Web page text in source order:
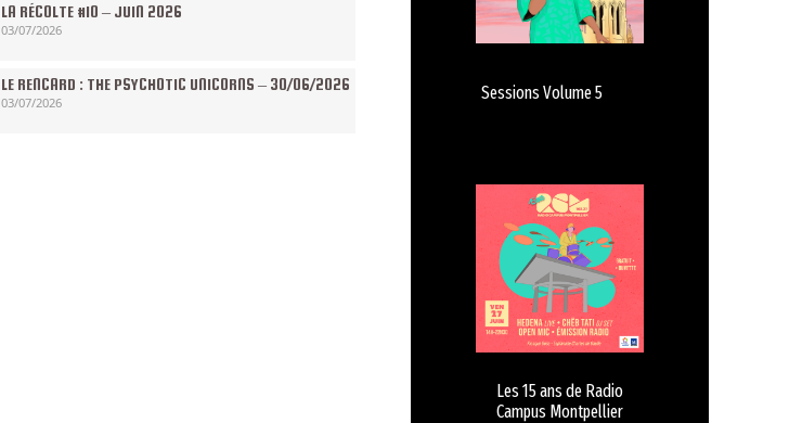
LA RÉCOLTE #10 – JUIN 2026
03/07/2026
LE RENCARD : THE PSYCHOTIC UNICORNS – 30/06/2026
03/07/2026 Sessions Volume 5
Les 15 ans de Radio
Campus Montpellier